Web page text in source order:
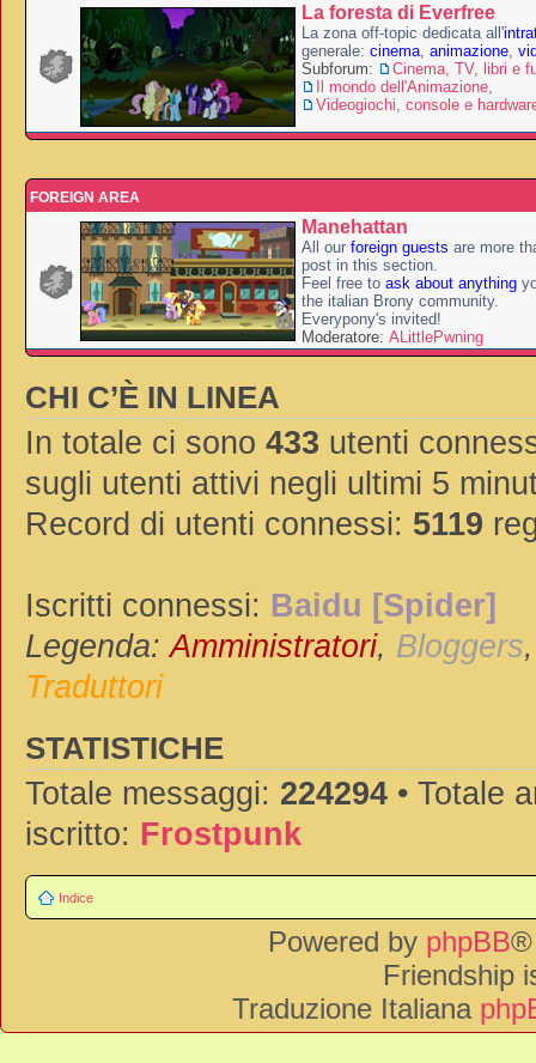
La foresta di Everfree
La zona off-topic dedicata all'
generale: cinema, animazione,
Subforum:
Cinema, TV, libri e
Il mondo dell'Animazione,
Videogiochi, console e
FOREIGN AREA
Manehattan
All our foreign guests are more
post in this section.
Feel free to ask about anything
the italian Brony community.
Everypony's invited!
Moderatore: ALittlePwning
CHI C’È IN LINEA
In totale ci sono 433 utenti
sugli utenti attivi negli ultimi 5
Record di utenti connessi: 5119
Iscritti connessi: Baidu [Spider]
Legenda:Amministratori, Bloggers
Traduttori
STATISTICHE
Totale messaggi: 224294 • Totale
iscritto: Frostpunk
Indice
Powered by phpBB®
Friendship
Traduzione Italiana